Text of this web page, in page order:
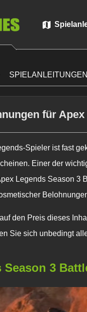
SPIELANLEITUNGEN
für
Spieler ist fast
Einer der
Legends Season 3
den Preis dieses
Sie sich unbedingt
Season 3